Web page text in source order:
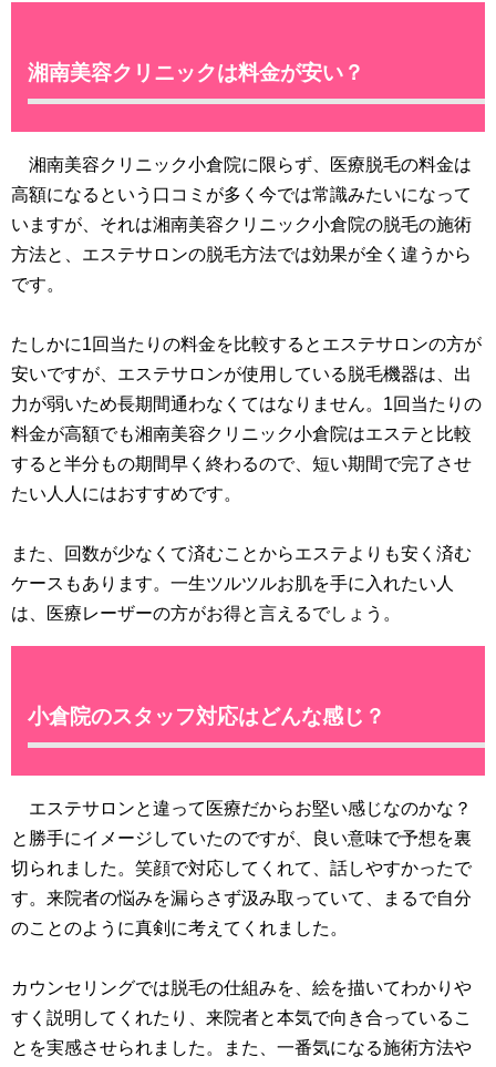
湘南美容クリニックは料金が安い？
湘南美容クリニック小倉院に限らず、医療脱毛の料金は
高額になるという口コミが多く今では常識みたいになって
いますが、それは湘南美容クリニック小倉院の脱毛の施術
方法と、エステサロンの脱毛方法では効果が全く違うから
です。
たしかに1回当たりの料金を比較するとエステサロンの方が
安いですが、エステサロンが使用している脱毛機器は、出
力が弱いため長期間通わなくてはなりません。1回当たりの
料金が高額でも湘南美容クリニック小倉院はエステと比較
すると半分もの期間早く終わるので、短い期間で完了させ
たい人人にはおすすめです。
また、回数が少なくて済むことからエステよりも安く済む
ケースもあります。一生ツルツルお肌を手に入れたい人
は、医療レーザーの方がお得と言えるでしょう。
小倉院のスタッフ対応はどんな感じ？
エステサロンと違って医療だからお堅い感じなのかな？
と勝手にイメージしていたのですが、良い意味で予想を裏
切られました。笑顔で対応してくれて、話しやすかったで
す。来院者の悩みを漏らさず汲み取っていて、まるで自分
のことのように真剣に考えてくれました。
カウンセリングでは脱毛の仕組みを、絵を描いてわかりや
すく説明してくれたり、来院者と本気で向き合っているこ
とを実感させられました。また、一番気になる施術方法や